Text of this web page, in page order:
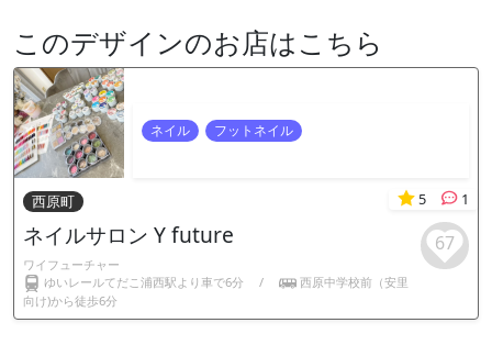
このデザインのお店はこちら
ネイル フットネイル
西原町 5 1
ネイルサロン Y future
ワイフューチャー
ゆいレールてだこ浦西駅より車で6分
/
西原中学校前（安里
向け)から徒歩6分
67